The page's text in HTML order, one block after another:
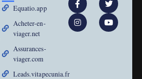
Equatio.app
Acheter-en-
viager.net
Assurances-
viager.com
Leads.vitapecunia.fr